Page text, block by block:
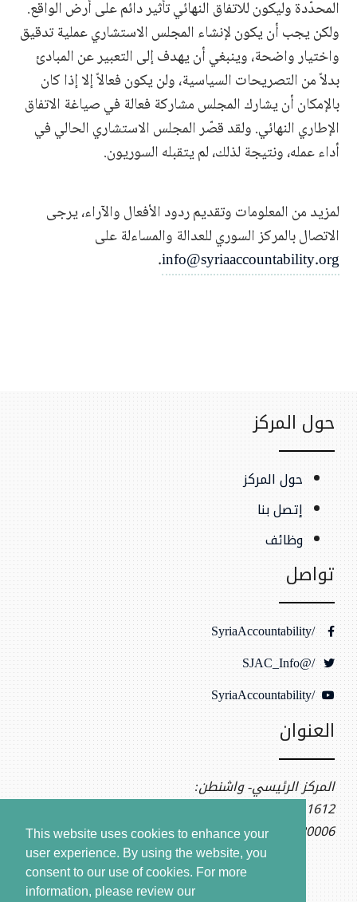
This website uses cookies to enhance your
user experience. By using the website, you
consent to our use of cookies. For more
information, please review our
المحدّدة وليكون للاتفاق النهائي تأثير دائم على أرض الواقع.
ولكن يجب أن يكون لإنشاء المجلس الاستشاري عملية تدقيق
واختيار واضحة، وينبغي أن يهدف إلى التعبير عن المبادئ
بدلاً من التصريحات السياسية، ولن يكون فعالاً إلا إذا كان
بالإمكان أن يشارك المجلس مشاركة فعالة في صياغة الاتفاق
الإطاري النهائي. ولقد قصّر المجلس الاستشاري الحالي في
أداء عمله، ونتيجة لذلك، لم يتقبله السوريون.
لمزيد من المعلومات وتقديم ردود الأفعال والآراء، يرجى
الاتصال بالمركز السوري للعدالة والمساءلة على
info@syriaaccountability.org
.
حول المركز
حول المركز
إتصل بنا
وظائف
تواصل
/SyriaAccountability
/@SJAC_Info
/SyriaAccountability
العنوان
المركز الرئيسي- واشنطن:
1612 K St NW, Ste 400
Washington, DC 20006